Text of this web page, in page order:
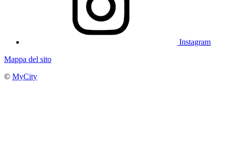
Instagram
Mappa del sito
© MyCity